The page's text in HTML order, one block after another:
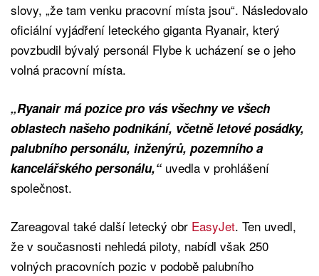
slovy, „že tam venku pracovní místa jsou“. Následovalo
oficiální vyjádření leteckého giganta Ryanair, který
povzbudil bývalý personál Flybe k ucházení se o jeho
volná pracovní místa.
„Ryanair má pozice pro vás všechny ve všech
oblastech našeho podnikání, včetně letové posádky,
palubního personálu, inženýrů, pozemního a
kancelářského personálu,“uvedla v prohlášení
společnost.
Zareagoval také další letecký obr EasyJet. Ten uvedl,
že v současnosti nehledá piloty, nabídl však 250
volných pracovních pozic v podobě palubního